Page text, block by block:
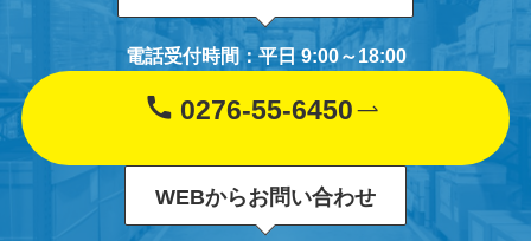
電話受付時間：平日 9:00～18:00
0276-55-6450
WEBからお問い合わせ